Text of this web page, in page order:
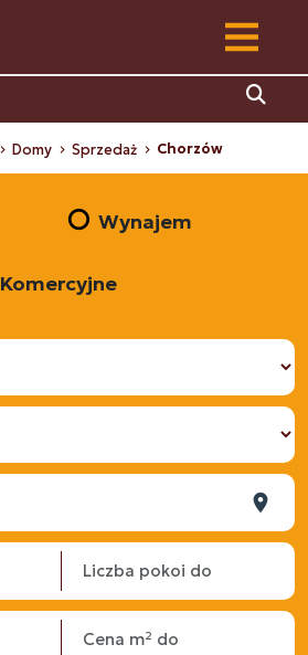
Domy Sprzedaż Chorzów
Wynajem
Komercyjne